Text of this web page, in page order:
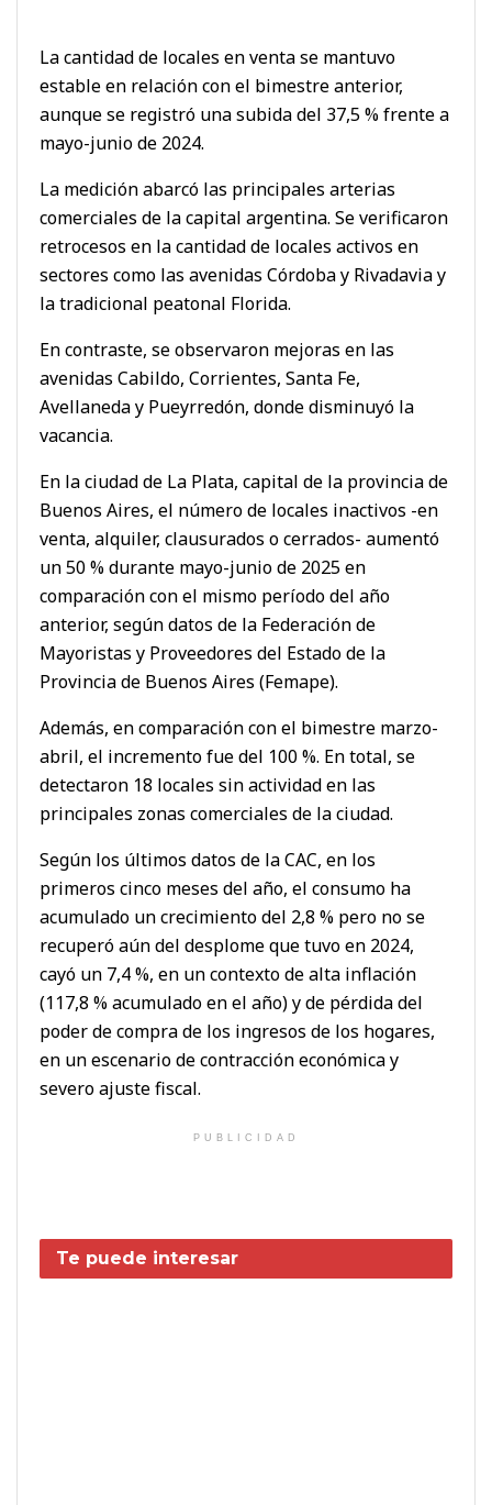
La cantidad de locales en venta se mantuvo
estable en relación con el bimestre anterior,
aunque se registró una subida del 37,5 % frente a
mayo-junio de 2024.
La medición abarcó las principales arterias
comerciales de la capital argentina. Se verificaron
retrocesos en la cantidad de locales activos en
sectores como las avenidas Córdoba y Rivadavia y
la tradicional peatonal Florida.
En contraste, se observaron mejoras en las
avenidas Cabildo, Corrientes, Santa Fe,
Avellaneda y Pueyrredón, donde disminuyó la
vacancia.
En la ciudad de La Plata, capital de la provincia de
Buenos Aires, el número de locales inactivos -en
venta, alquiler, clausurados o cerrados- aumentó
un 50 % durante mayo-junio de 2025 en
comparación con el mismo período del año
anterior, según datos de la Federación de
Mayoristas y Proveedores del Estado de la
Provincia de Buenos Aires (Femape).
Además, en comparación con el bimestre marzo-
abril, el incremento fue del 100 %. En total, se
detectaron 18 locales sin actividad en las
principales zonas comerciales de la ciudad.
Según los últimos datos de la CAC, en los
primeros cinco meses del año, el consumo ha
acumulado un crecimiento del 2,8 % pero no se
recuperó aún del desplome que tuvo en 2024,
cayó un 7,4 %, en un contexto de alta inflación
(117,8 % acumulado en el año) y de pérdida del
poder de compra de los ingresos de los hogares,
en un escenario de contracción económica y
severo ajuste fiscal.
PUBLICIDAD
Te puede interesar